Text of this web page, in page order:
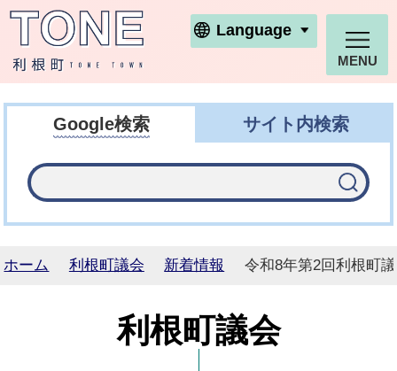
利根町ホームページ
Language
MENU
Google検索 サイト内検索
ホーム 利根町議会 新着情報 令和8年第2回利根町
利根町議会